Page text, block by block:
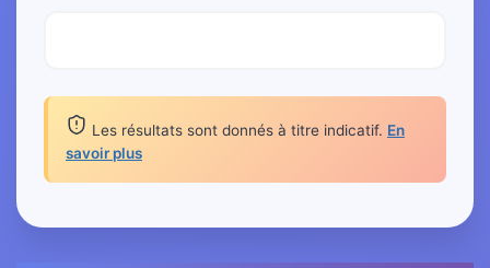
Les résultats sont donnés à titre indicatif. En
savoir plus